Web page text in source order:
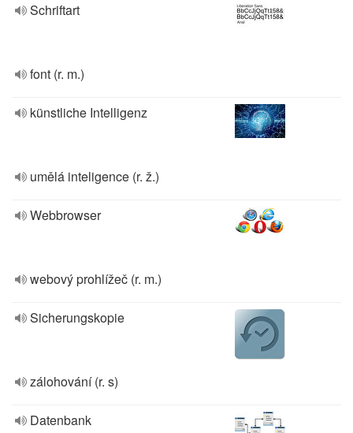
Schriftart
font (r. m.)
künstliche Intelligenz
umělá inteligence (r. ž.)
Webbrowser
webový prohlížeč (r. m.)
Sicherungskopie
zálohování (r. s)
Datenbank